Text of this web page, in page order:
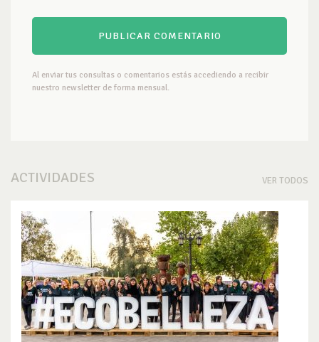
Al enviar tus consultas o comentarios estás accediendo a recibir
nuestro newsletter de forma mensual.
ACTIVIDADES VER TODOS